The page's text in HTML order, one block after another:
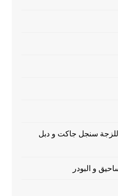
سنجل جاكت و دبل
و البودر